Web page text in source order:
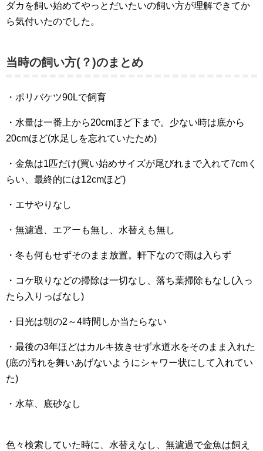
ダカを飼い始めてやっとだいたいの飼い方が理解できてか
ら気付いたのでした。
当時の飼い方(？)のまとめ
・ポリバケツ90Lで飼育
・水量は一番上から20cmほど下まで。少ない時は底から
20cmほど(水足しを忘れていたため)
・金魚は1匹だけ(買い始めサイズが尾びれまで入れて7cmく
らい、最終的には12cmほど)
・エサやりなし
・無濾過、エアーも無し、水替えも無し
・冬も何もせずそのまま放置。軒下なので雨は入らず
・コケ取りなどの掃除は一切なし、落ち葉掃除もなし(入っ
たら入りっぱなし)
・日光は朝の2～4時間しか当たらない
・最後の3年ほどはカルキ抜きせず水道水をそのまま入れた
(底の汚れを舞いあげないようにシャワー状にして入れてい
た)
・水草、底砂なし
色々検索していた時に、水替えなし、無濾過で金魚は飼え